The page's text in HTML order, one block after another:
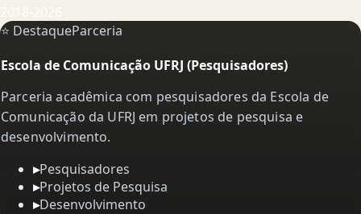
⭐ DestaqueParceria
Escola de Comunicação UFRJ (Pesquisadores)
Parceria acadêmica com pesquisadores da Escola de
Comunicação da UFRJ em projetos de pesquisa e
desenvolvimento.
▸Pesquisadores
▸Projetos de Pesquisa
▸Desenvolvimento